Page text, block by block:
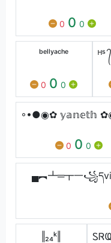
0 0 0
ᵇᵉˡˡʸᵃᶜʰᵉ
0 0 0
ᴴˢ
◦•●◉✿ 𝕪𝕒𝕟𝕖𝕥𝕙
0 0 0
▄︻┻═┳一
‖₂₄ᵏ‖